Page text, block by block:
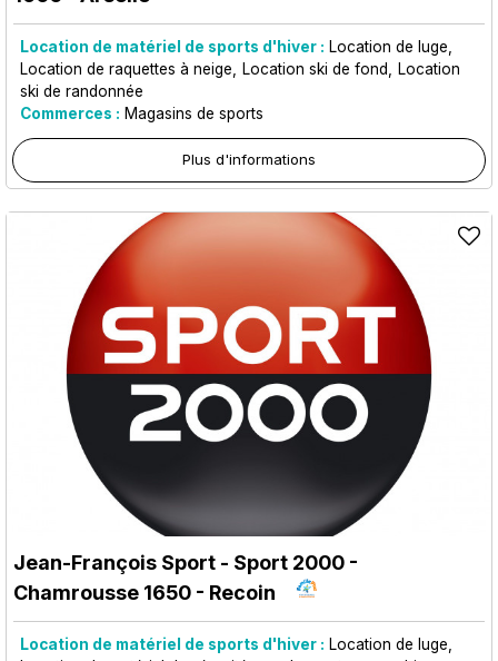
Location de matériel de sports d'hiver : Location de luge
Location de raquettes à neige
Location ski de fond
Location
ski de randonnée
Commerces : Magasins de sports
Plus d'informations
Jean-François Sport - Sport 2000 -
Chamrousse 1650 - Recoin
Location de matériel de sports d'hiver : Location de luge